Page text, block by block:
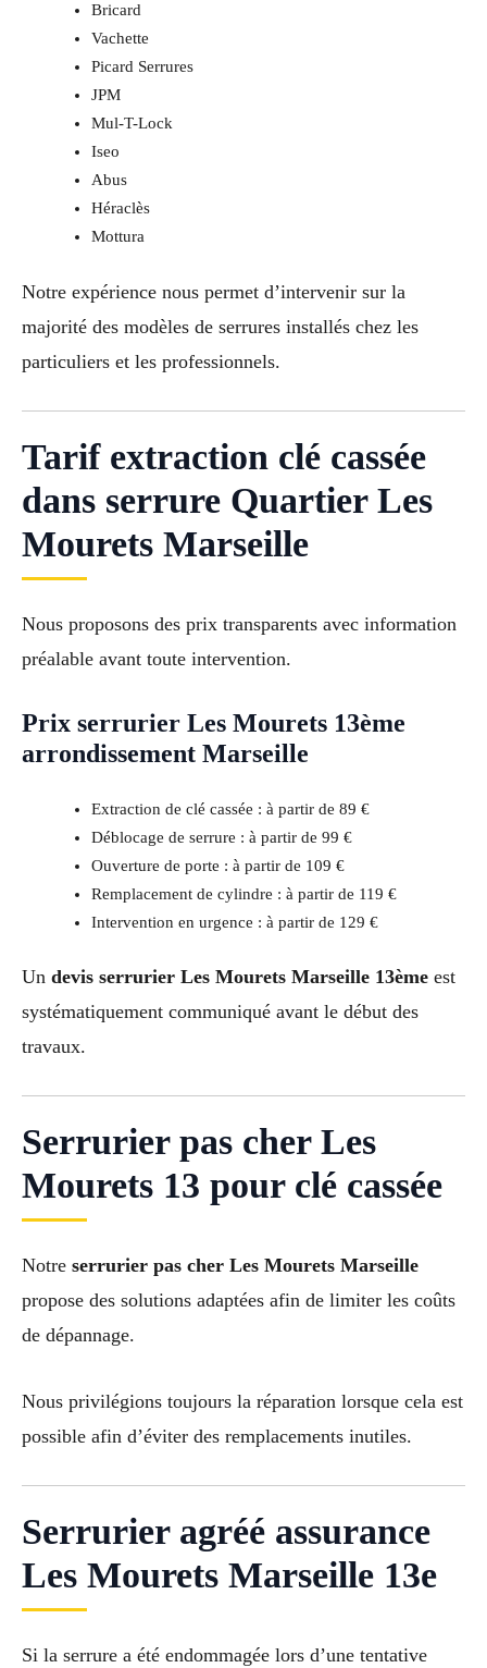
Bricard
Vachette
Picard Serrures
JPM
Mul-T-Lock
Iseo
Abus
Héraclès
Mottura
Notre expérience nous permet d’intervenir sur la
majorité des modèles de serrures installés chez les
particuliers et les professionnels.
Tarif extraction clé cassée
dans serrure Quartier Les
Mourets Marseille
Nous proposons des prix transparents avec information
préalable avant toute intervention.
Prix serrurier Les Mourets 13ème
arrondissement Marseille
Extraction de clé cassée : à partir de 89 €
Déblocage de serrure : à partir de 99 €
Ouverture de porte : à partir de 109 €
Remplacement de cylindre : à partir de 119 €
Intervention en urgence : à partir de 129 €
Un devis serrurier Les Mourets Marseille 13ème est
systématiquement communiqué avant le début des
travaux.
Serrurier pas cher Les
Mourets 13 pour clé cassée
Notre serrurier pas cher Les Mourets Marseille
propose des solutions adaptées afin de limiter les coûts
de dépannage.
Nous privilégions toujours la réparation lorsque cela est
possible afin d’éviter des remplacements inutiles.
Serrurier agréé assurance
Les Mourets Marseille 13e
Si la serrure a été endommagée lors d’une tentative